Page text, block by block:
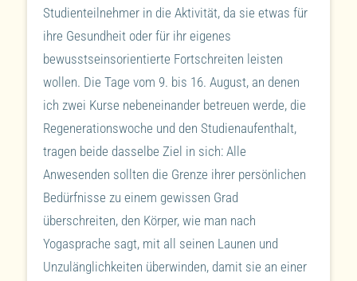
Studienteilnehmer in die Aktivität, da sie etwas für
ihre Gesundheit oder für ihr eigenes
bewusstseinsorientierte Fortschreiten leisten
wollen. Die Tage vom 9. bis 16. August, an denen
ich zwei Kurse nebeneinander betreuen werde, die
Regenerationswoche und den Studienaufenthalt,
tragen beide dasselbe Ziel in sich: Alle
Anwesenden sollten die Grenze ihrer persönlichen
Bedürfnisse zu einem gewissen Grad
überschreiten, den Körper, wie man nach
Yogasprache sagt, mit all seinen Launen und
Unzulänglichkeiten überwinden, damit sie an einer